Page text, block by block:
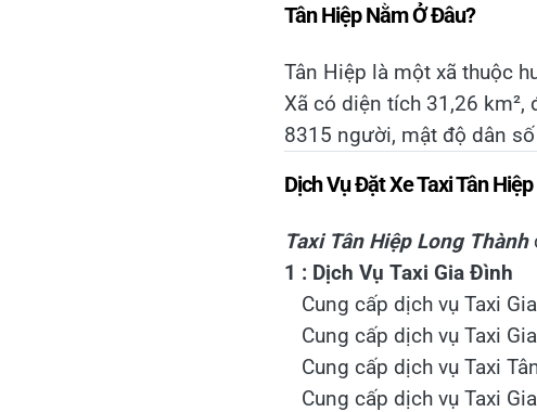
Tân Hiệp Nằm Ở Đâu?
Tân Hiệp là một xã thuộc
Xã có diện tích 31,26 km²,
8315 người, mật độ dân
Dịch Vụ Đặt Xe Taxi Tân
Taxi Tân Hiệp Long Thành
1 : Dịch Vụ Taxi Gia Đình
Cung cấp dịch vụ Taxi
Cung cấp dịch vụ Taxi
Cung cấp dịch vụ Taxi
Cung cấp dịch vụ Taxi